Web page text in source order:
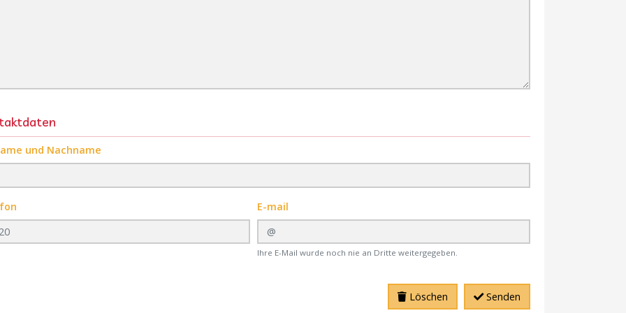
und Nachname
E-mail
Ihre E-Mail wurde noch nie an Dritte weitergegeben.
Löschen Senden